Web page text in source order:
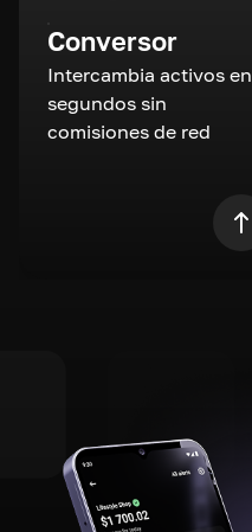
Conversor
Intercambia activos en
segundos sin
comisiones de red